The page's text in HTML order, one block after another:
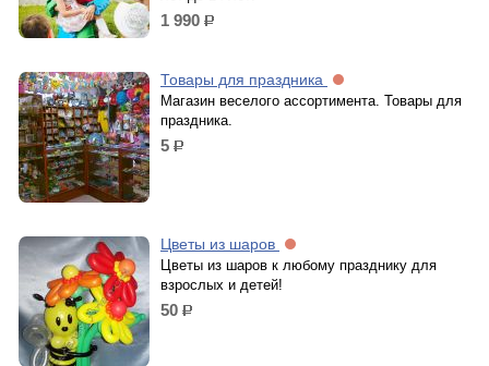
1 990 р.
Товары для праздника
Магазин веселого ассортимента. Товары для
праздника.
5 р.
Цветы из шаров
Цветы из шаров к любому празднику для
взрослых и детей!
50 р.